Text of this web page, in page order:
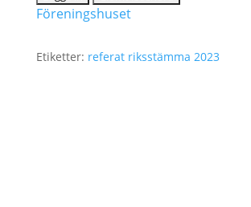
Föreningshuset
Etiketter: referat riksstämma 2023